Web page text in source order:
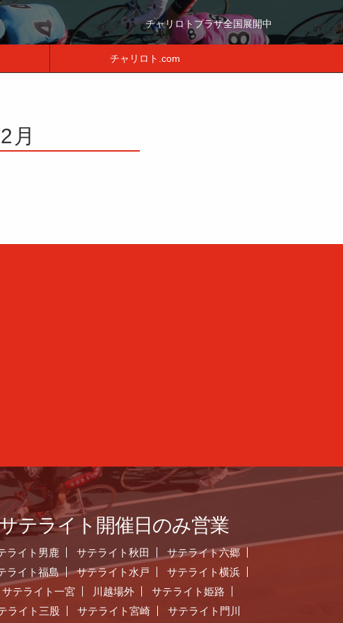
チャリロトプラザ全国展開中
チャリロト.com
月
テライト開催日のみ営業
ライト男鹿 サテライト秋田
サテライト六郷
ライト福島
サテライト水戸
サテライト横浜
サテライト一宮
川越場外
サテライト姫路
ライト三股
サテライト宮崎 サテライト門川